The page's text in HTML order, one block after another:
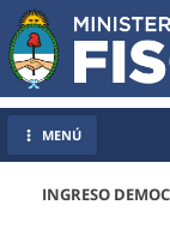
INGRESO
MENÚ